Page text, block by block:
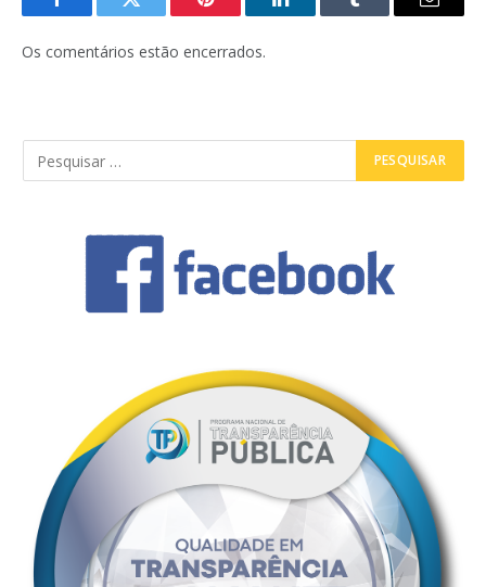
FacebookTwitter Pinterest LinkedInTumblr
E-
Os comentários estão encerrados.